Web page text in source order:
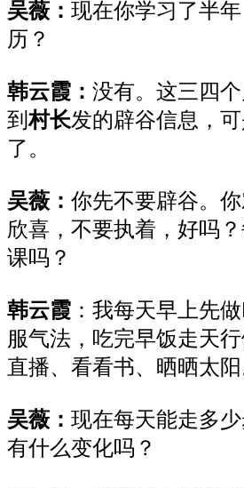
吴薇： 现在你学习 了半年
历？
韩云霞： 没有。这三四个
到村长发的辟谷信息，可
了。
吴薇： 你先不要辟谷。 你
欣喜 ，不要执着 ，好吗？
课吗？
韩云霞 ：我每天早上先
服气法 ，吃完早饭走天
直播、 看看书、 晒晒太阳
吴薇： 现在每天能走多少
有什么变化吗？